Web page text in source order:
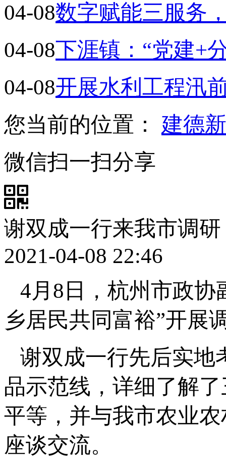
04-08数字赋能三服务
04-08下涯镇：“党建+
04-08开展水利工程汛
您当前的位置： 建德
微信扫一扫分享
谢双成一行来我市调研
2021-04-08 22:46
4月8日，杭州市政协
乡居民共同富裕”开展
谢双成一行先后实地
品示范线，详细了解
平等，并与我市农业
座谈交流。